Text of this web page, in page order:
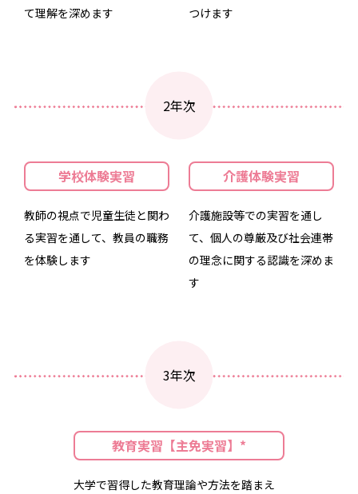
て理解を深めます
つけます
2年次
学校体験実習
教師の視点で児童生徒と関わ
る実習を通して、教員の職務
を体験します
介護体験実習
介護施設等での実習を通し
て、個人の尊厳及び社会連帯
の理念に関する認識を深めま
す
3年次
教育実習【主免実習】*
大学で習得した教育理論や方法を踏まえ